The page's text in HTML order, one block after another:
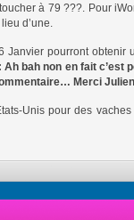
à 79 ???. Pour
d’une.
Janvier pourront
Ah bah non en fait c’est
Merci
Unis pour des